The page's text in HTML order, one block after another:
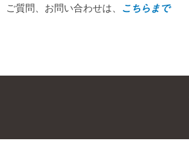
ご質問、お問い合わせは、 こちらまで